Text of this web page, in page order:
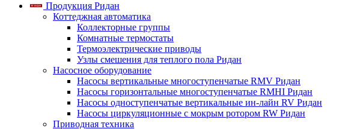
Продукция Ридан
Коттеджная автоматика
Коллекторные группы
Комнатные термостаты
Термоэлектрические приводы
Узлы смешения для теплого пола Ридан
Насосное оборудование
Насосы вертикальные многоступенчатые RMV Ридан
Насосы горизонтальные многоступенчатые RMHI Ридан
Насосы одноступенчатые вертикальные ин-лайн RV Ридан
Насосы циркуляционные с мокрым ротором RW Ридан
Приводная техника